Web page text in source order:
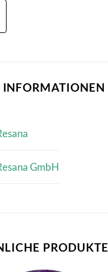
GmbH
PRODUKTE